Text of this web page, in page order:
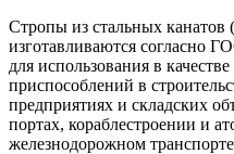
Стропы из стальных канатов
изготавливаются согласно
для использования в
приспособлений в
предприятиях и складских
портах, кораблестроении и
железнодорожном